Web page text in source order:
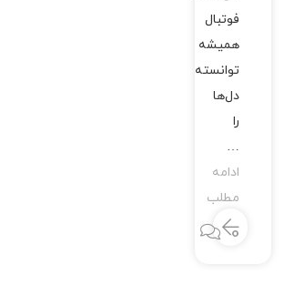
فوتبال
همیشه
توانسته
دل‌ها
را
…
ادامه
مطلب
0